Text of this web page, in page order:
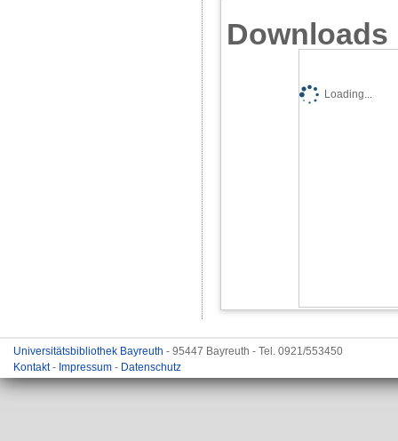
Downloads
Loading...
Universitätsbibliothek Bayreuth - 95447 Bayreuth - Tel. 0921/553450
Kontakt- Impressum - Datenschutz